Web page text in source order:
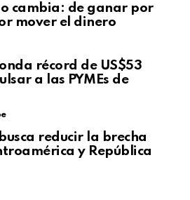
cambia: de ganar por
mover el dinero
Safe For Work
to view this post
récord de US$53
a las PYMEs de
reducir la brecha
y República